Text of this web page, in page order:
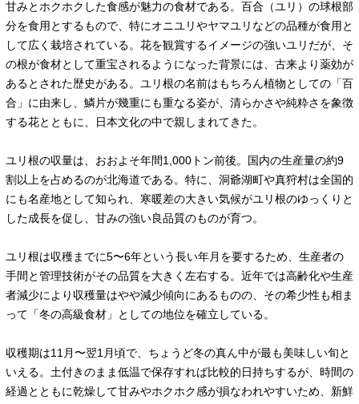
甘みとホクホクした食感が魅力の食材である。百合（ユリ）の球根部
分を食用とするもので、特にオニユリやヤマユリなどの品種が食用と
して広く栽培されている。花を観賞するイメージの強いユリだが、そ
の根が食材として重宝されるようになった背景には、古来より薬効が
あるとされた歴史がある。ユリ根の名前はもちろん植物としての「百
合」に由来し、鱗片が幾重にも重なる姿が、清らかさや純粋さを象徴
する花とともに、日本文化の中で親しまれてきた。
ユリ根の収量は、おおよそ年間1,000トン前後。国内の生産量の約9
割以上を占めるのが北海道である。特に、洞爺湖町や真狩村は全国的
にも名産地として知られ、寒暖差の大きい気候がユリ根のゆっくりと
した成長を促し、甘みの強い良品質のものが育つ。
ユリ根は収穫までに5〜6年という長い年月を要するため、生産者の
手間と管理技術がその品質を大きく左右する。近年では高齢化や生産
者減少により収穫量はやや減少傾向にあるものの、その希少性も相ま
って「冬の高級食材」としての地位を確立している。
収穫期は11月〜翌1月頃で、ちょうど冬の真ん中が最も美味しい旬と
いえる。土付きのまま低温で保存すれば比較的日持ちするが、時間の
経過とともに乾燥して甘みやホクホク感が損なわれやすいため、新鮮